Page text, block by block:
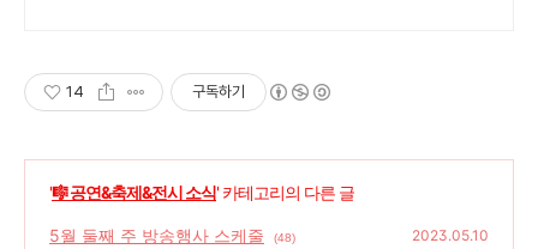
14 구독하기
'🎼 공연&축제&전시 소식' 카테고리의 다른 글
5월 둘째 주 방송행사 스케줄 (48) 2023.05.10